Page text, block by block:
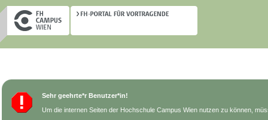
Sehr geehrte*r Benutzer*in!
Um die internen Seiten der Hochschule Campus Wien nutzen zu können,